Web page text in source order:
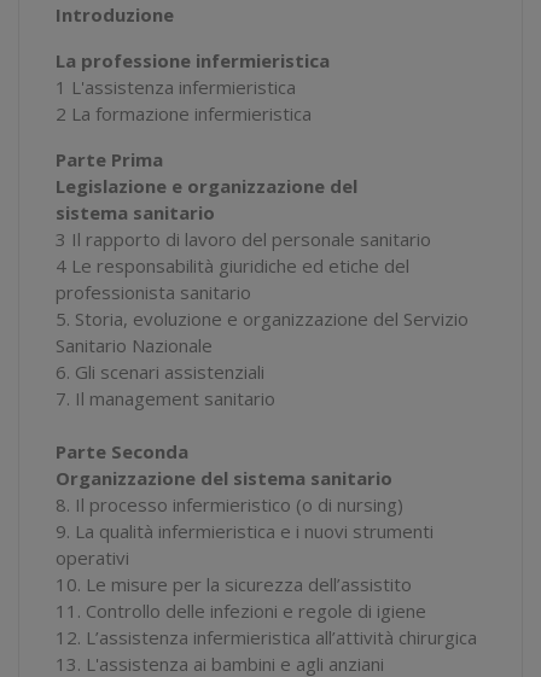
Introduzione
La professione infermieristica
1 L'assistenza infermieristica
2 La formazione infermieristica
Parte Prima
Legislazione e organizzazione del
sistema sanitario
3 Il rapporto di lavoro del personale sanitario
4 Le responsabilità giuridiche ed etiche del
professionista sanitario
5. Storia, evoluzione e organizzazione del Servizio
Sanitario Nazionale
6. Gli scenari assistenziali
7. Il management sanitario
Parte Seconda
Organizzazione del sistema sanitario
8. Il processo infermieristico (o di nursing)
9. La qualità infermieristica e i nuovi strumenti
operativi
10. Le misure per la sicurezza dell’assistito
11. Controllo delle infezioni e regole di igiene
12. L’assistenza infermieristica all’attività chirurgica
13. L'assistenza ai bambini e agli anziani